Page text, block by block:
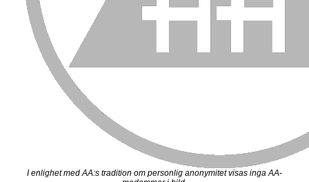
I enlighet med AA:s tradition om personlig anonymitet visas inga AA-